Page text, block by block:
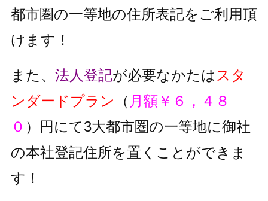
都市圏の一等地の住所表記をご利用頂
けます！
また、 法人登記が必要なかたは スタ
ンダードプラン
（ 月額￥６，４８
０ ）円にて3大都市圏の一等地に御社
の本社登記住所を置くことができま
す！